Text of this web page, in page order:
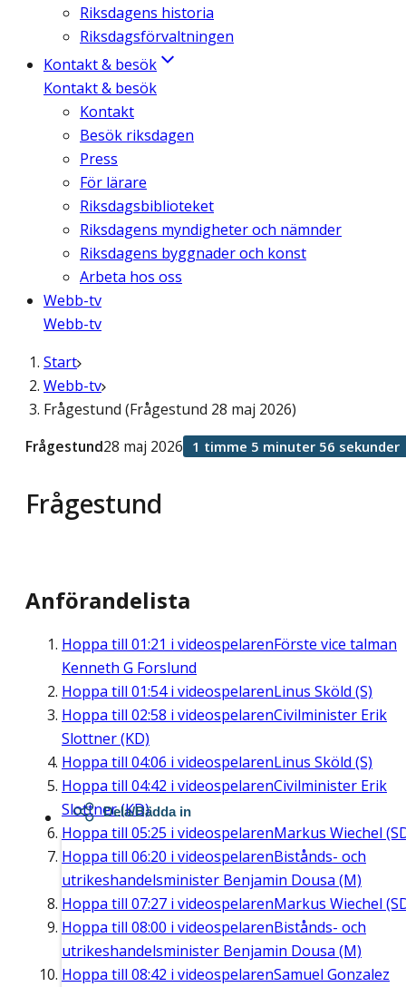
Riksdagens historia
Riksdagsförvaltningen
Kontakt & besök
Kontakt & besök
Kontakt
Besök riksdagen
Press
För lärare
Riksdagsbiblioteket
Riksdagens myndigheter och nämnder
Riksdagens byggnader och konst
Arbeta hos oss
Webb-tv
Webb-tv
Start
Webb-tv
Frågestund (Frågestund 28 maj 2026)
Frågestund
Frågestund28 maj 2026 1 timme 5 minuter 56 sekunder
Anförandelista
Hoppa till 01:21 i videospelarenFörste vice talman
Kenneth G Forslund
Hoppa till 01:54i videospelarenLinus Sköld (S)
Hoppa till 02:58 i videospelarenCivilminister Erik
Slottner (KD)
Hoppa till 04:06 i videospelarenLinus Sköld (S)
Hoppa till 04:42 i videospelarenCivilminister Erik
Slottner (KD)
Hoppa till 05:25 i videospelarenMarkus Wiechel
Hoppa till 06:20 i videospelarenBistånds- och
utrikeshandelsminister Benjamin Dousa (M)
Hoppa till 07:27 i videospelarenMarkus Wiechel
Hoppa till 08:00 i videospelarenBistånds- och
utrikeshandelsminister Benjamin Dousa (M)
Hoppa till 08:42 i videospelarenSamuel Gonzalez
Dela/Bädda in